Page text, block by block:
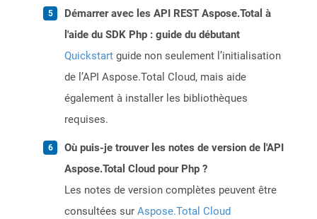
Démarrer avec les API REST Aspose.Total à
l'aide du SDK Php : guide du débutant
Quickstart guide non seulement l’initialisation
de l’API Aspose.Total Cloud, mais aide
également à installer les bibliothèques
requises.
Où puis-je trouver les notes de version de l'API
Aspose.Total Cloud pour Php ?
Les notes de version complètes peuvent être
consultées sur Aspose.Total Cloud